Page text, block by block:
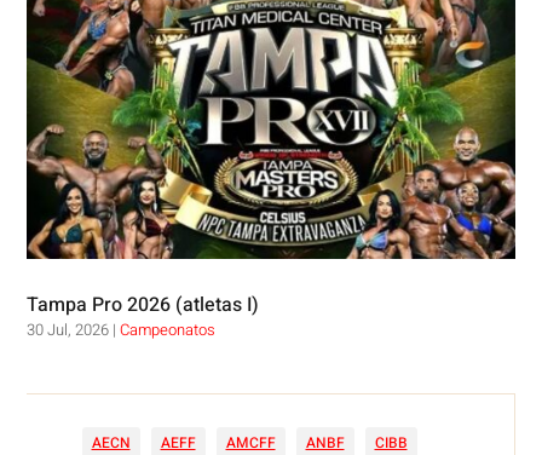
Tampa Pro 2026 (atletas I)
30 Jul, 2026 |Campeonatos
AECN AEFF AMCFF ANBF
CIBB